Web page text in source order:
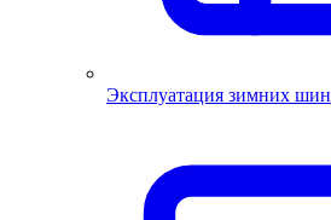
Эксплуатация зимних шин